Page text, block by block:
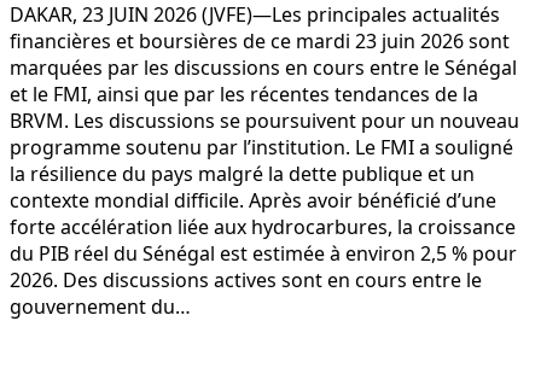
DAKAR, 23 JUIN 2026 (JVFE)—Les principales actualités
financières et boursières de ce mardi 23 juin 2026 sont
marquées par les discussions en cours entre le Sénégal
et le FMI, ainsi que par les récentes tendances de la
BRVM. Les discussions se poursuivent pour un nouveau
programme soutenu par l’institution. Le FMI a souligné
la résilience du pays malgré la dette publique et un
contexte mondial difficile. Après avoir bénéficié d’une
forte accélération liée aux hydrocarbures, la croissance
du PIB réel du Sénégal est estimée à environ 2,5 % pour
2026. Des discussions actives sont en cours entre le
gouvernement du…